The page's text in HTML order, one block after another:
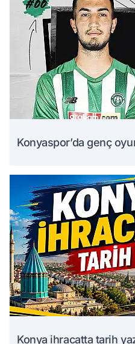
Konyaspor’da genç
Konya ihracatta tarih